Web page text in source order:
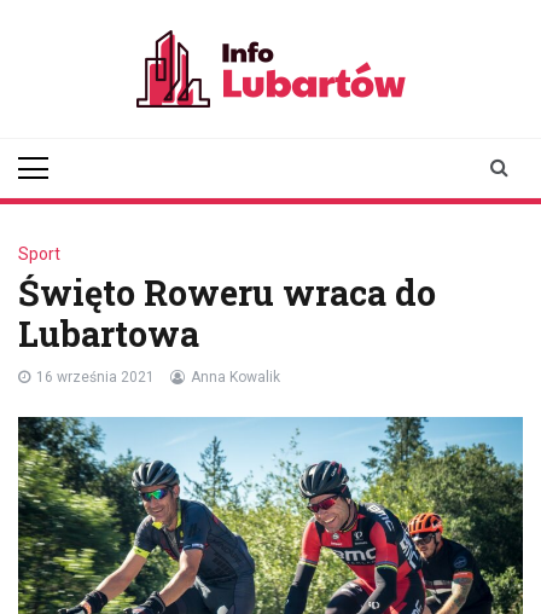
Sport
Święto Roweru wraca do
Lubartowa
16 września 2021 Anna Kowalik